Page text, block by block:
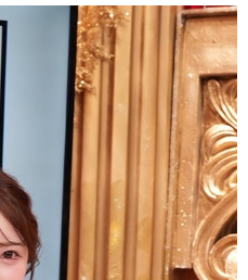
ショップ
/マイルーム